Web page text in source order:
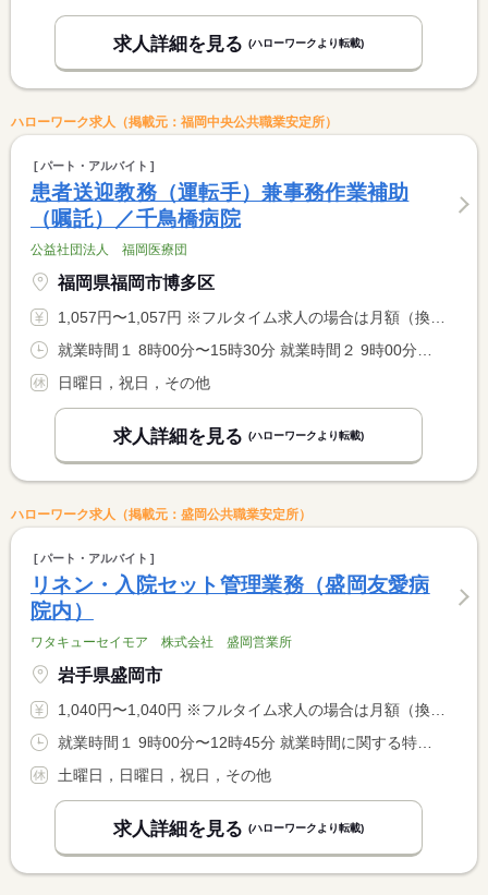
求人詳細を見る (ハローワークより転載)
ハローワーク求人（掲載元：福岡中央公共職業安定所）
パート・アルバイト
患者送迎教務（運転手）兼事務作業補助
（嘱託）／千鳥橋病院
公益社団法人 福岡医療団
福岡県福岡市博多区
1,057円〜1,057円 ※フルタイム求人の場合は月額（換算額）、パート求人の場合は時間額を表示しています。
日曜日，祝日，その他
求人詳細を見る (ハローワークより転載)
ハローワーク求人（掲載元：盛岡公共職業安定所）
パート・アルバイト
リネン・入院セット管理業務（盛岡友愛病
院内）
ワタキューセイモア 株式会社 盛岡営業所
岩手県盛岡市
1,040円〜1,040円 ※フルタイム求人の場合は月額（換算額）、パート求人の場合は時間額を表示しています。
土曜日，日曜日，祝日，その他
求人詳細を見る (ハローワークより転載)